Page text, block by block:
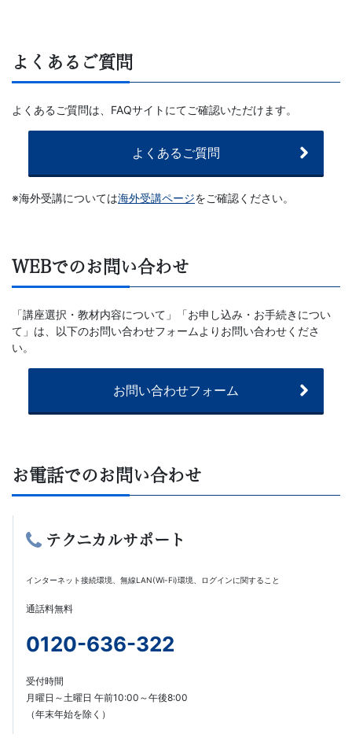
添
削
担
し
ま
す。
育
よくあるご質問
よくあるご質問は、FAQサイトにてご確認いただけます。
よくあるご質問
※海外受講については海外受講ページをご確認ください。
WEBでのお問い合わせ
「講座選択・教材内容について」「お申し込み・お手続きについ
て」は、以下のお問い合わせフォームよりお問い合わせくださ
い。
お問い合わせフォーム
お電話でのお問い合わせ
テクニカルサポート
インターネット接続環境、無線LAN(Wi-Fi)環境、ログインに関すること
通話料無料
0120-636-322
受付時間
月曜日～土曜日 午前10:00～午後8:00
（年末年始を除く）